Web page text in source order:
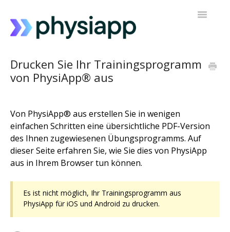
Mein Trainingsprogramm
Drucken Sie Ihr Trainingsprogramm
von PhysiApp® aus
Von PhysiApp® aus erstellen Sie in wenigen
einfachen Schritten eine übersichtliche PDF-Version
des Ihnen zugewiesenen Übungsprogramms. Auf
dieser Seite erfahren Sie, wie Sie dies von PhysiApp
aus in Ihrem Browser tun können.
Es ist nicht möglich, Ihr Trainingsprogramm aus
PhysiApp für iOS und Android zu drucken.